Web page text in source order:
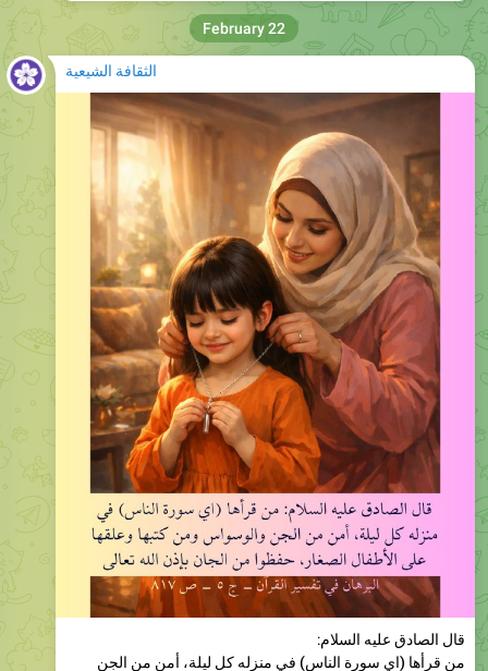
الثقافة الشيعية
قال الصادق عليه السلام:
من قرأها (اي سورة الناس) في منزله كل ليلة، أمن من الجن
والوسواس ومن كتبها وعلقها على الأطفال الصغار، حفظوا من
الجان بإذن الله تعالى